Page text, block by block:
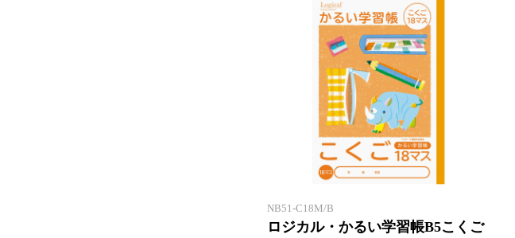
NB51-C18M/B
ロジカル・かるい学習帳B5こくご